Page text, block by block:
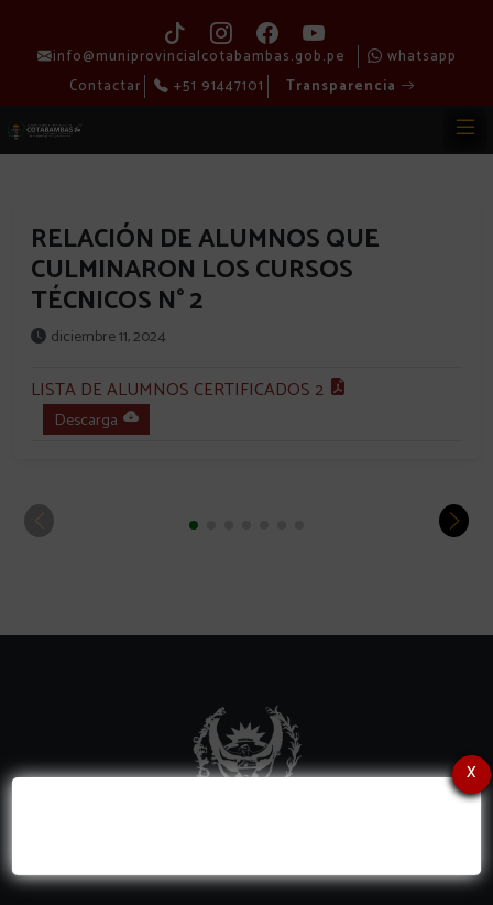
info@muniprovincialcotabambas.gob.pe
whatsapp
Contactar
+51 91447101 Transparencia
RELACIÓN DE ALUMNOS QUE
CULMINARON LOS CURSOS
TÉCNICOS N° 2
diciembre 11, 2024
LISTA DE ALUMNOS CERTIFICADOS 2
Descarga
x